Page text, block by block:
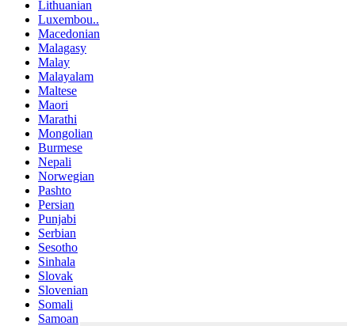
Lithuanian
Luxembou..
Macedonian
Malagasy
Malay
Malayalam
Maltese
Maori
Marathi
Mongolian
Burmese
Nepali
Norwegian
Pashto
Persian
Punjabi
Serbian
Sesotho
Sinhala
Slovak
Slovenian
Somali
Samoan